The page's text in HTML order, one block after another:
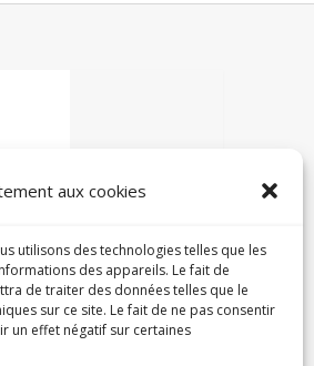
aux cookies
utilisons des technologies telles que les
des appareils. Le fait de
de traiter des données telles que le
sur ce site. Le fait de ne pas consentir
un effet négatif sur certaines